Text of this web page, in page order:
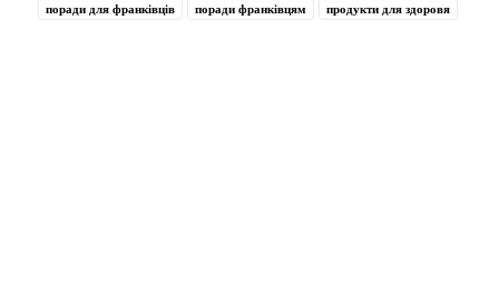
поради для франківців поради франківцям продукти для здоровя